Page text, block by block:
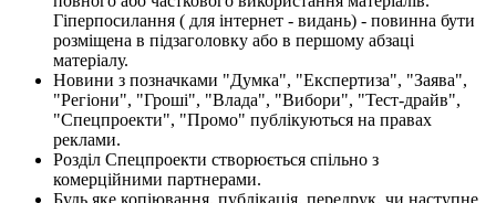
Гіперпосилання ( для інтернет - видань) - повинна бути
розміщена в підзаголовку або в першому абзаці
матеріалу.
Новини з позначками "Думка", "Експертиза", "Заява",
"Регіони", "Гроші", "Влада", "Вибори", "Тест-драйв",
"Спецпроекти", "Промо" публікуються на правах
реклами.
Розділ Спецпроекти створюється спільно з
комерційними партнерами.
Будь яке копіювання, публікація, передрук, чи наступне